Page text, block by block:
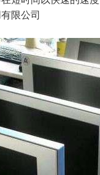
限公司